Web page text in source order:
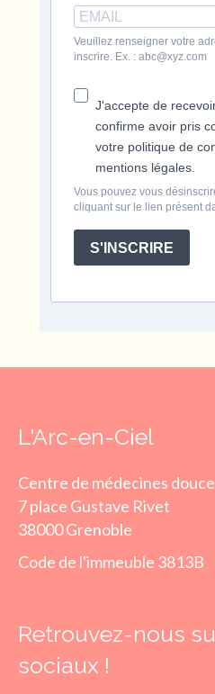
Veuillez renseigner votre
inscrire. Ex. : abc@xyz.com
J'accepte de
confirme avoir pris
votre politique de
mentions légales.
Vous pouvez vous
cliquant sur le lien présent
S'INSCRIRE
L'Arc-en-Ciel
Centre de médecines
7 place Gustave Rivet
38000 Grenoble
Code de l'immeuble 3813B
Retrouvez-nous
sociaux !